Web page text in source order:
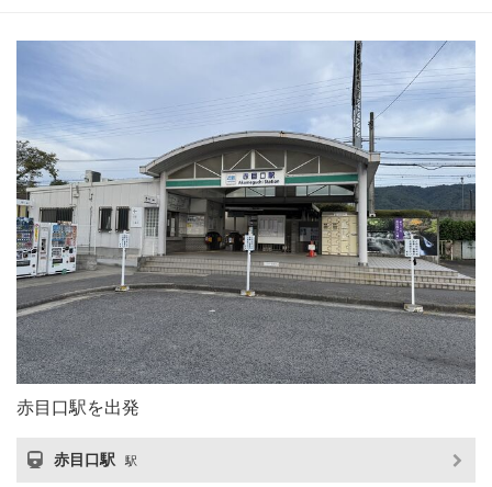
赤目口駅を出発
赤目口駅 駅